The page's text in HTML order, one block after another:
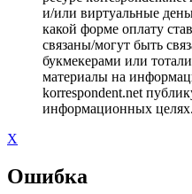
и/или виртуальные
какой форме оплату
связаны/могут быть
букмекерами или
материалы на
korrespondent.net
информационных целях.
X
Ошибка